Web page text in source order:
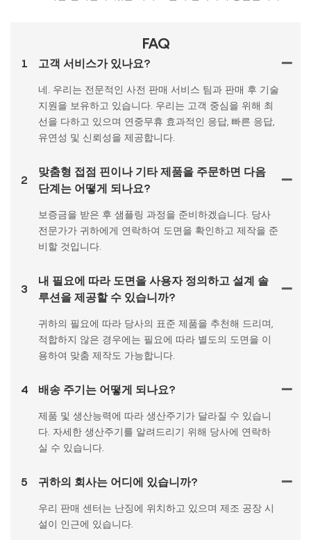
FAQ
1 고객 서비스가 있나요?
네. 우리는 전문적인 사전 판매 서비스 팀과 판매 후 기술
지원을 보유하고 있습니다. 우리는 고객 중심을 위해 최
선을 다하고 있으며 연중무휴 효과적인 응답, 빠른 응답,
유연성 및 신뢰성을 제공합니다.
2
맞춤형 접점 핀이나 기타 제품을 주문하면 다음
단계는 어떻게 되나요?
보증금을 받은 후 샘플링 과정을 준비하겠습니다. 당사
전문가가 귀하에게 연락하여 도면을 확인하고 제작을 준
비할 것입니다.
3
내 필요에 따라 도면을 사용자 정의하고 설계 솔
루션을 제공할 수 있습니까?
귀하의 필요에 따라 당사의 표준 제품을 추천해 드리며,
적합하지 않은 경우에는 필요에 따라 별도의 도면을 이
용하여 맞춤 제작도 가능합니다.
4 배송 주기는 어떻게 되나요?
제품 및 생산능력에 따라 생산주기가 달라질 수 있습니
다. 자세한 생산주기를 알려드리기 위해 당사에 연락하
실 수 있습니다.
5 귀하의 회사는 어디에 있습니까?
우리 판매 센터는 난징에 위치하고 있으며 제조 공장 시
설이 인근에 있습니다.